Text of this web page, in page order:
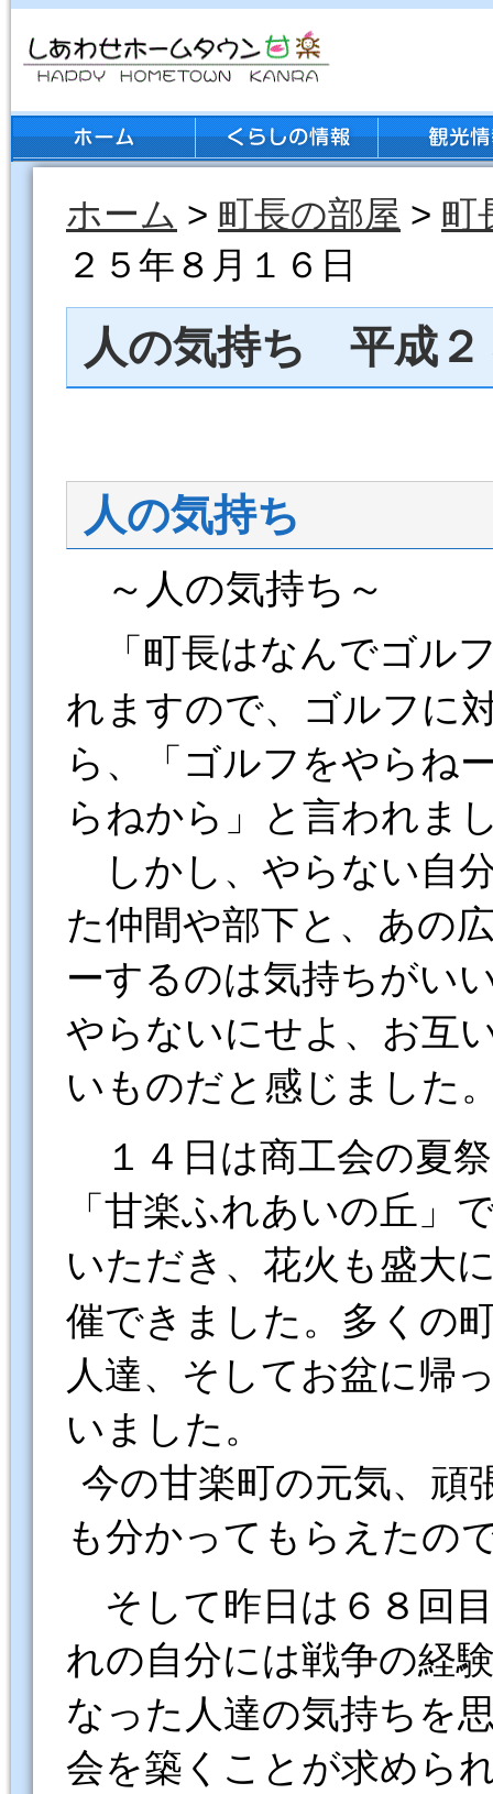
ホーム > 町長の部屋 > 町
２５年８月１６日
人の気持ち 平成２
人の気持ち
～人の気持ち～
「町長はなんでゴル
れますので、ゴルフに
ら、「ゴルフをやらね
らねから」と言われま
しかし、やらない自
た仲間や部下と、あの
ーするのは気持ちがい
やらないにせよ、お互
いものだと感じま した
１４日は商工会の夏
「甘楽ふれあいの丘」
いただき、花火も盛大
催できました。多くの
人達、そしてお盆に帰
いました。
今の甘楽町の元気、頑
も分かってもらえたの
そして昨日は６８回
れの自分には戦争の経
なった人達の気持ちを
会を築くことが求めら